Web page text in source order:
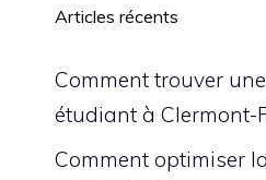
Articles récents
Comment trouver
étudiant à Clermont-
Comment optimiser